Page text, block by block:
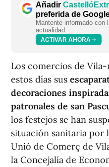
Añadir
preferida de
Mantente informado
actualidad.
ACTIVAR AHORA
Los comercios de
estos días sus
decoraciones
patronales de san
los festejos se han
situación sanitaria por
Unió de Comerç de
la Concejalía de